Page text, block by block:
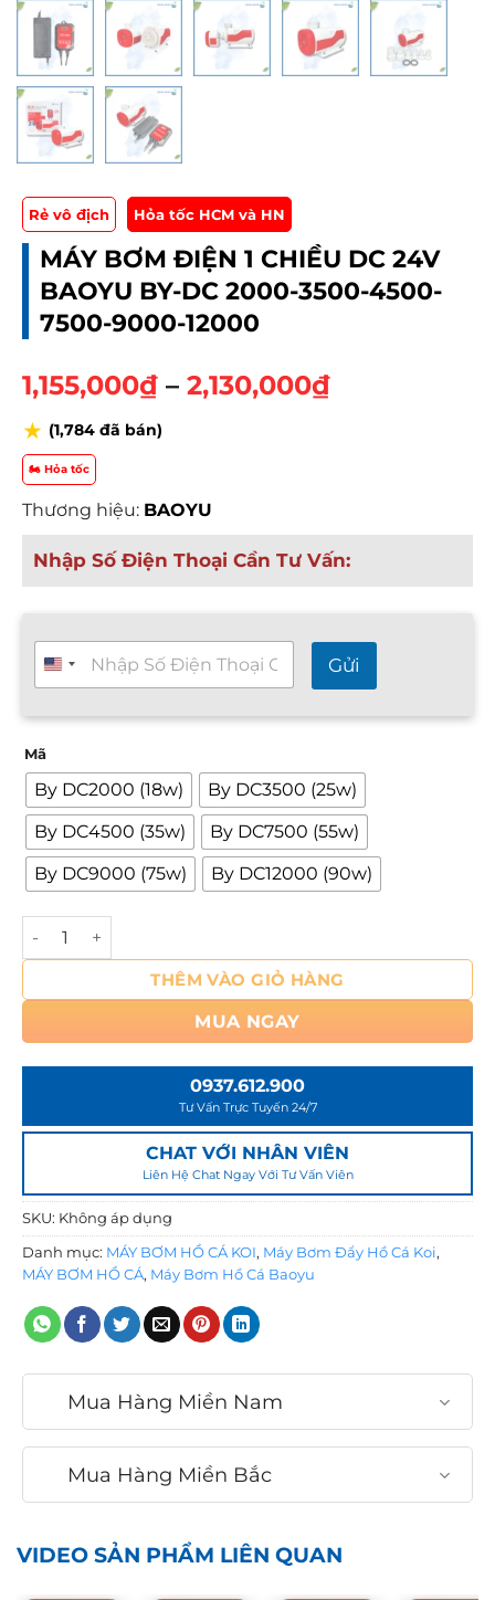
Rẻ vô địch Hỏa tốc HCM và HN
MÁY BƠM ĐIỆN 1 CHIỀU DC 24V
BAOYU BY-DC 2000-3500-4500-
7500-9000-12000
1,155,000₫ – 2,130,000₫K
g
i
á
t
ừ
,
5
5
,
0
0
đ
ế
2
,
3
0
,
0
0
0
★ (1,784 đã bán)
🏍️ Hỏa tốc
Thương hiệu: BAOYU
Nhập Số Điện Thoại Cần Tư Vấn:
T
ư
v
n
h
a
n
h
2
4
7
*
Gửi
Mã
By DC2000 (18w)
By DC3500 (25w)
By DC4500 (35w)
By DC7500 (55w)
By DC9000 (75w)
By DC12000 (90w)
Máy bơm điện 1 chiều DC 24V Baoyu BY-DC 2000-3500-
THÊM VÀO GIỎ HÀNG
MUA NGAY
0937.612.900
Tư Vấn Trực Tuyến 24/7
CHAT VỚI NHÂN VIÊN
Liên Hệ Chat Ngay Với Tư Vấn Viên
SKU: Không áp dụng
Danh mục: MÁY BƠM HỒ CÁ KOI, Máy Bơm Đẩy Hồ Cá Koi,
MÁY BƠM HỒ CÁ, Máy Bơm Hồ Cá Baoyu
Mua Hàng Miền Nam
Mua Hàng Miền Bắc
VIDEO SẢN PHẨM LIÊN QUAN